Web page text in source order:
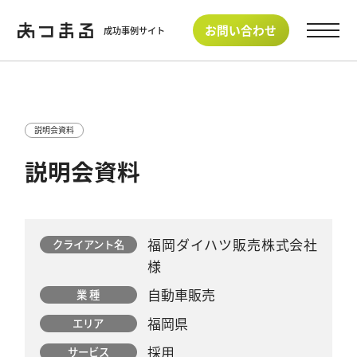
成功事例サイト お問い合わせ
説明会資料
説明会資料
クライアント名
福岡ダイハツ販売株式会社
様
業 種 自動車販売
エリア 福岡県
サービス 採用